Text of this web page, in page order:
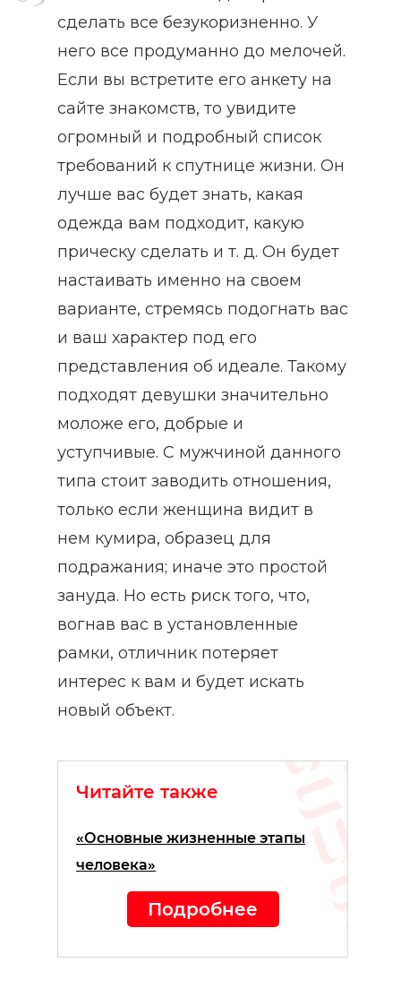
сделать все безукоризненно. У
него все продуманно до мелочей.
Если вы встретите его анкету на
сайте знакомств, то увидите
огромный и подробный список
требований к спутнице жизни. Он
лучше вас будет знать, какая
одежда вам подходит, какую
прическу сделать и т. д. Он будет
настаивать именно на своем
варианте, стремясь подогнать вас
и ваш характер под его
представления об идеале. Такому
подходят девушки значительно
моложе его, добрые и
уступчивые. С мужчиной данного
типа стоит заводить отношения,
только если женщина видит в
нем кумира, образец для
подражания; иначе это простой
зануда. Но есть риск того, что,
вогнав вас в установленные
рамки, отличник потеряет
интерес к вам и будет искать
новый объект.
Читайте также
«Основные жизненные этапы
человека»
Подробнее